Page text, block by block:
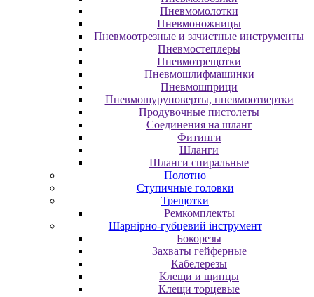
Пневмомолотки
Пневмоножницы
Пневмоотрезные и зачистные инструменты
Пневмостеплеры
Пневмотрещотки
Пневмошлифмашинки
Пневмошприци
Пневмошуруповерты, пневмоотвертки
Продувочные пистолеты
Соединения на шланг
Фитинги
Шланги
Шланги спиральные
Полотно
Ступичные головки
Трещотки
Ремкомплекты
Шарнірно-губцевий інструмент
Бокорезы
Захваты гейферные
Кабелерезы
Клещи и щипцы
Клещи торцевые